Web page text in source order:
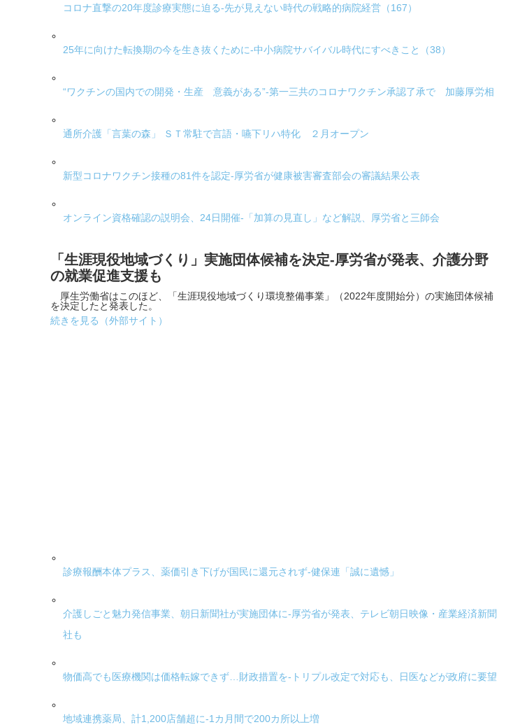
コロナ直撃の20年度診療実態に迫る-先が見えない時代の戦略的病院経営（167）
25年に向けた転換期の今を生き抜くために-中小病院サバイバル時代にすべきこと（38）
“ワクチンの国内での開発・生産 意義がある”-第一三共のコロナワクチン承認了承で 加藤厚労相
通所介護「言葉の森」 ＳＴ常駐で言語・嚥下リハ特化 ２月オープン
新型コロナワクチン接種の81件を認定-厚労省が健康被害審査部会の審議結果公表
オンライン資格確認の説明会、24日開催-「加算の見直し」など解説、厚労省と三師会
「生涯現役地域づくり」実施団体候補を決定-厚労省が発表、介護分野
の就業促進支援も
厚生労働省はこのほど、「生涯現役地域づくり環境整備事業」（2022年度開始分）の実施団体候補
を決定したと発表した。
続きを見る（外部サイト）
診療報酬本体プラス、薬価引き下げが国民に還元されず-健保連「誠に遺憾」
介護しごと魅力発信事業、朝日新聞社が実施団体に-厚労省が発表、テレビ朝日映像・産業経済新聞
社も
物価高でも医療機関は価格転嫁できず…財政措置を-トリプル改定で対応も、日医などが政府に要望
地域連携薬局、計1,200店舗超に-1カ月間で200カ所以上増